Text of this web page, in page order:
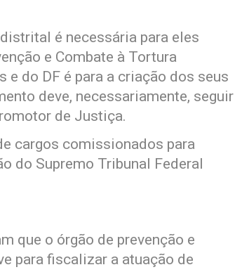
é necessária para eles
e Combate à Tortura
e do DF é para a criação dos seus
deve, necessariamente, seguir
de Justiça.
cargos comissionados para
do Supremo Tribunal Federal
que o órgão de prevenção e
para fiscalizar a atuação de